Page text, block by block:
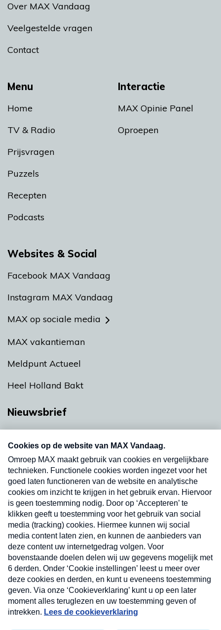
Menu
Home
TV & Radio
Prijsvragen
Puzzels
Recepten
Podcasts
Interactie
MAX Opinie Panel
Oproepen
Over MAX Vandaag
Veelgestelde vragen
Contact
Websites & Social
Facebook MAX Vandaag
Instagram MAX Vandaag
MAX op sociale media
MAX vakantieman
Meldpunt Actueel
Heel Holland Bakt
Nieuwsbrief
nieuwsbrief. Elke vrijdag- en dinsdagochtend in
uw mailbox.
Verzend
Nieuwsbrief
Neem hier een gratis abonnement op onze
nieuwsbrief. Elke vrijdag- en dinsdagochtend in uw